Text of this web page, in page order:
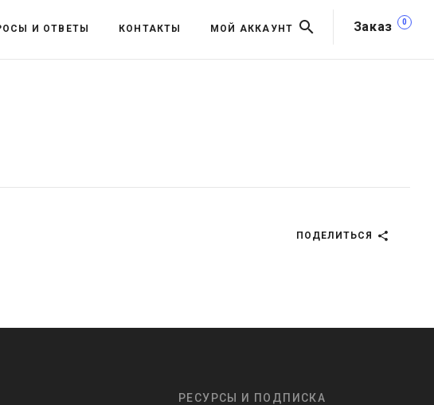
Заказ 0
И ОТВЕТЫ КОНТАКТЫ МОЙ АККАУНТ
ПОДЕЛИТЬСЯ
РЕСУРСЫ И ПОДПИСКА